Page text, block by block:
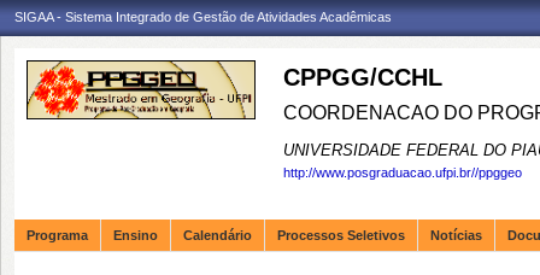
SIGAA - Sistema Integrado de Gestão de Atividades Acadêmicas
CPPGG/CCHL
COORDENACAO DO
UNIVERSIDADE FEDERAL DO
http://www.posgraduacao.ufpi.br//ppggeo
Programa Ensino Calendário Processos Seletivos Notícias